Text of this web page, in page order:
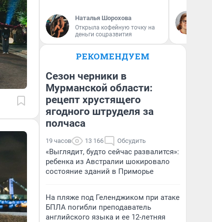
Наталья Шорохова
Открыла кофейную точку на
деньги соцразвития
РЕКОМЕНДУЕМ
Сезон черники в
Мурманской области:
рецепт хрустящего
ягодного штруделя за
полчаса
19 часов 13 166 Обсудить
«Выглядит, будто сейчас развалится»:
ребенка из Австралии шокировало
состояние зданий в Приморье
На пляже под Геленджиком при атаке
БПЛА погибли преподаватель
английского языка и ее 12-летняя